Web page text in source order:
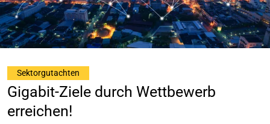
Gigabit-Ziele durch Wettbewerb
erreichen!
Sektorgutachten